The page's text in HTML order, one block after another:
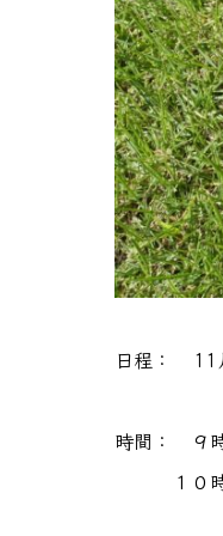
日程： 11
時間： ９
１０時